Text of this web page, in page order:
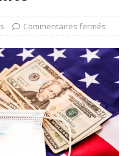
Commentaires fermés